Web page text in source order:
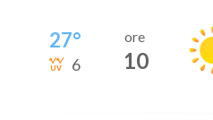
27°
6
ore
10